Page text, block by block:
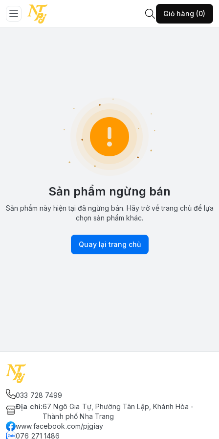
Giỏ hàng (0)
Sản phẩm ngừng bán
Sản phẩm này hiện tại đã ngừng bán. Hãy trở về trang chủ để lựa
chọn sản phẩm khác.
Quay lại trang chủ
033 728 7499
Địa chỉ:67 Ngô Gia Tự, Phường Tân Lập, Khánh Hòa -
Thành phố Nha Trang
www.facebook.com/pjgiay
076 271 1486